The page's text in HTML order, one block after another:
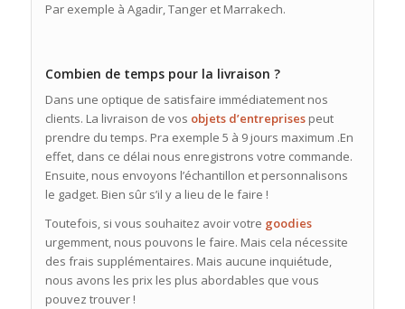
Par exemple à Agadir, Tanger et Marrakech.
Combien de temps pour la livraison ?
Dans une optique de satisfaire immédiatement nos
clients. La livraison de vos objets d’entreprisespeut
prendre du temps. Pra exemple 5 à 9 jours maximum .En
effet, dans ce délai nous enregistrons votre commande.
Ensuite, nous envoyons l’échantillon et personnalisons
le gadget. Bien sûr s’il y a lieu de le faire !
Toutefois, si vous souhaitez avoir votre goodies
urgemment, nous pouvons le faire. Mais cela nécessite
des frais supplémentaires. Mais aucune inquiétude,
nous avons les prix les plus abordables que vous
pouvez trouver !